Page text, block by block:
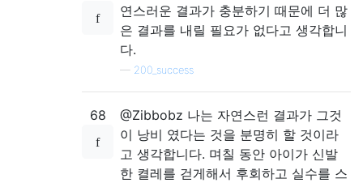
연스러운 결과가 충분하기 때문에 더 많
은 결과를 내릴 필요가 없다고 생각합니
다.
— 200_success
68
@Zibbobz 나는 자연스런 결과가 그것
이 낭비 였다는 것을 분명히 할 것이라
고 생각합니다. 며칠 동안 아이가 신발
한 켤레를 걷게해서 후회하고 실수를 스